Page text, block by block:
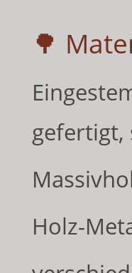
🌳
gefertigt,
Holz-